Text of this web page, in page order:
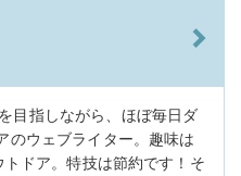
目指しながら、ほぼ毎日ダ
のウェブライター。趣味は
ドア。特技は節約です！そ